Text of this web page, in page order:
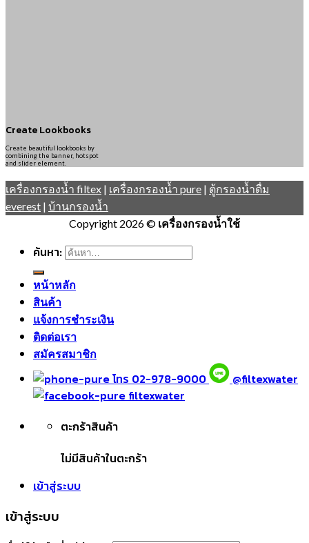
Create Lookbooks
Create beautiful lookbooks by
combining the banner, hotspot
and slider element.
เครื่องกรองน้ำ filtex | เครื่องกรองน้ำ pure | ตู้กรองน้ำดื่ม
everest | บ้านกรองน้ำ
Copyright 2026 © เครื่องกรองน้ำใช้
ค้นหา:
หน้าหลัก
สินค้า
แจ้งการชำระเงิน
ติดต่อเรา
สมัครสมาชิก
โทร 02-978-9000
@filtexwater
filtexwater
ตะกร้าสินค้า
ไม่มีสินค้าในตะกร้า
เข้าสู่ระบบ
เข้าสู่ระบบ